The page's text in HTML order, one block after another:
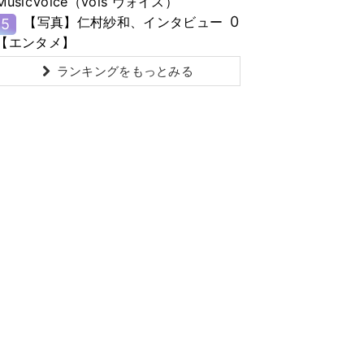
5
【写真】仁村紗和、インタビュー
【エンタメ】
0
ランキングをもっとみる